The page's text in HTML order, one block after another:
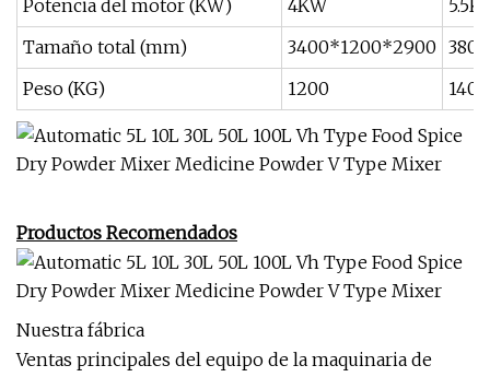
Potencia del motor (KW) 4KW
Tamaño total (mm)
3400*1200*2900
Peso (KG)
1200 1400
Productos Recomendados
Nuestra fábrica
Ventas principales del equipo de la maquinaria de